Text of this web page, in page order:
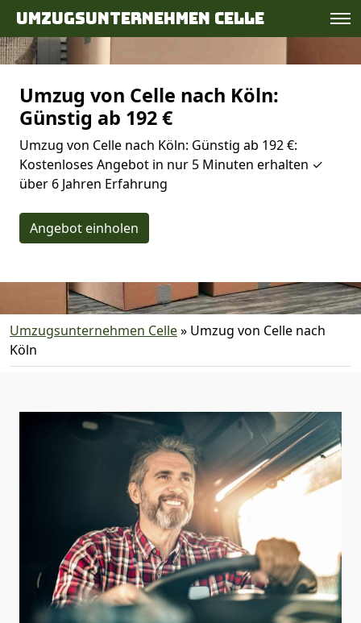
Umzugsunternehmen Celle
Umzug von Celle nach Köln:
Günstig ab 192 €
Umzug von Celle nach Köln: Günstig ab 192 €:
Kostenloses Angebot in nur 5 Minuten erhalten ✓
über 6 Jahren Erfahrung
Angebot einholen
Umzugsunternehmen Celle» Umzug von Celle nach
Köln